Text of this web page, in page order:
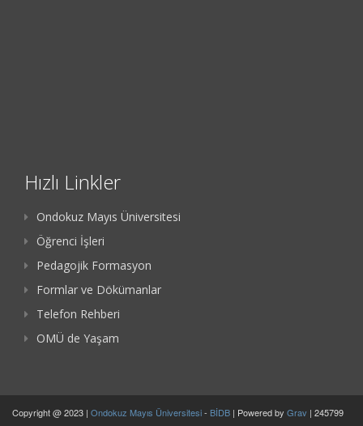
Hızlı Linkler
Ondokuz Mayıs Üniversitesi
Öğrenci İşleri
Pedagojik Formasyon
Formlar ve Dökümanlar
Telefon Rehberi
OMÜ de Yaşam
Copyright @ 2023 | Ondokuz Mayıs Üniversitesi- BİDB | Powered by Grav | 245799